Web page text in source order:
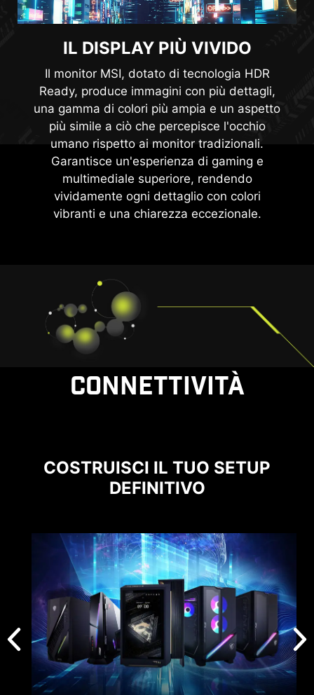
IL DISPLAY PIÙ VIVIDO
Il monitor MSI, dotato di tecnologia HDR
Ready, produce immagini con più dettagli,
una gamma di colori più ampia e un aspetto
più simile a ciò che percepisce l'occhio
umano rispetto ai monitor tradizionali.
Garantisce un'esperienza di gaming e
multimediale superiore, rendendo
vividamente ogni dettaglio con colori
vibranti e una chiarezza eccezionale.
CONNETTIVITÀ
COSTRUISCI IL TUO SETUP
DEFINITIVO